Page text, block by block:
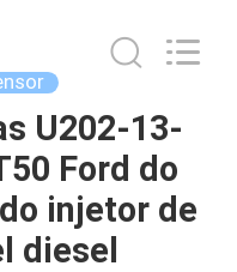
U202-13-
Ford do
injetor de
diesel